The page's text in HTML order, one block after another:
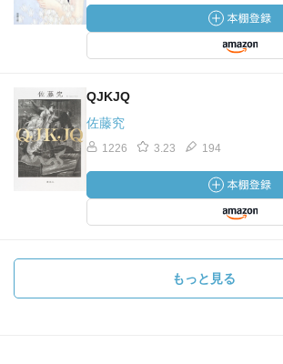
QJKJQ
佐藤究
1226 3.23 194
もっと見る